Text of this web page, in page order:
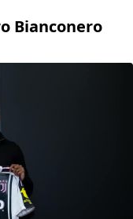
Bianconero